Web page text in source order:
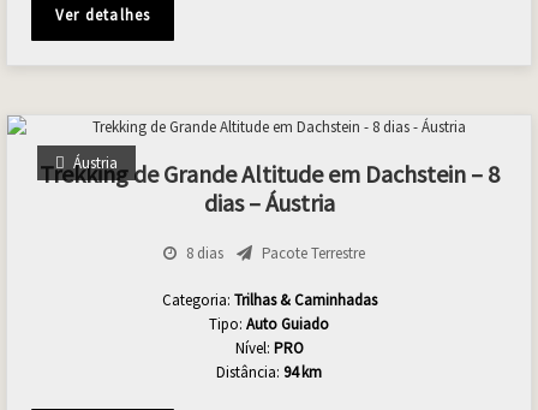
Ver detalhes
Áustria
Trekking de Grande Altitude em Dachstein – 8
dias – Áustria
8 dias Pacote Terrestre
Categoria: Trilhas & Caminhadas
Tipo: Auto Guiado
Nível: PRO
Distância: 94 km